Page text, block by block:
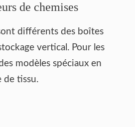
de chemises
différents des boîtes
vertical. Pour les
modèles spéciaux en
de tissu.